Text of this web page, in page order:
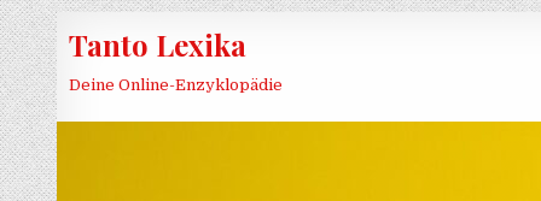
Skip to content
Tanto Lexika
Deine Online-Enzyklopädie